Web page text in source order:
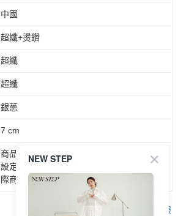
中國
超纖+燙鑽
超纖
超纖
銀蔥
7 cm
商品圖片顏色會因拍攝燈光環境或個人螢幕
設定不同，而造成部份色差現象，顏色以實
際商品為主。
客服
NEW STEP